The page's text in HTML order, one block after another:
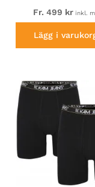
Fr. 499 krinkl.
Lägg i